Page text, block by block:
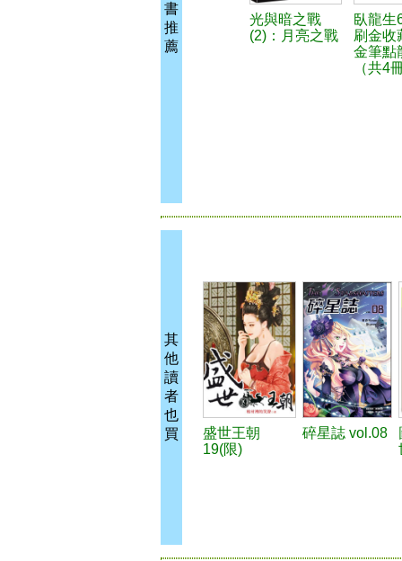
書
推
薦
光與暗之戰
(2)：月亮之戰
臥龍生
刷金收
金筆點
（共4
其
他
讀
者
也
買
盛世王朝
19(限)
碎星誌 vol.08